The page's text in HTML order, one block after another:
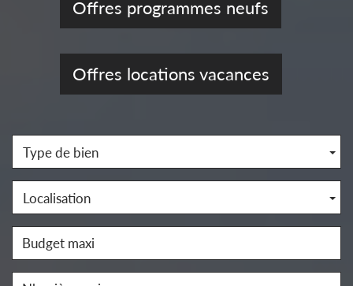
Offres programmes neufs
Offres locations vacances
Type de bien
Localisation